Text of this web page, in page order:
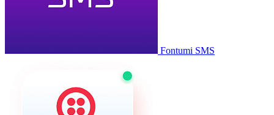
Fontumi SMS